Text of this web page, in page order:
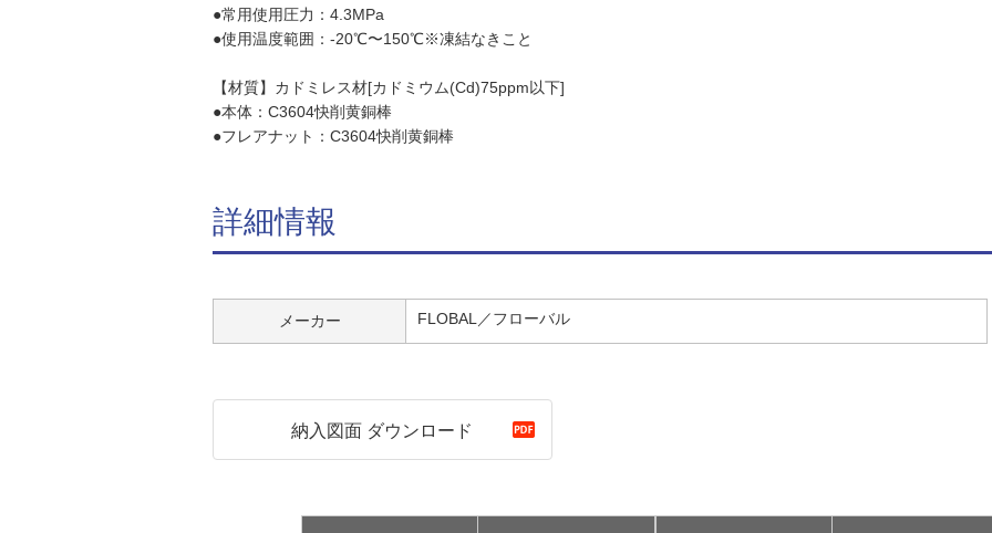
●常用使用圧力：4.3MPa
●使用温度範囲：-20℃〜150℃※凍結なきこと
【材質】カドミレス材[カドミウム(Cd)75ppm以下]
●本体：C3604快削黄銅棒
●フレアナット：C3604快削黄銅棒
詳細情報
メーカー FLOBAL／フローバル
納入図面 ダウンロード